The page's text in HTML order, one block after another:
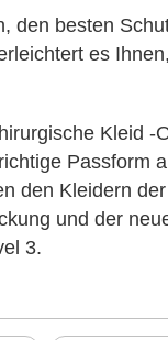
den besten
es
Kleid -
Passform
den Kleidern
und der
3.